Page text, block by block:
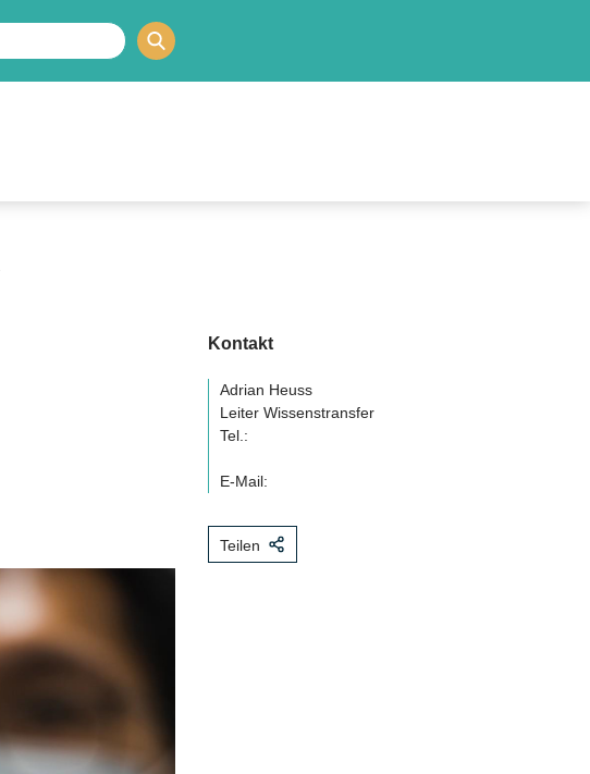
Kontakt
Adrian Heuss
Leiter Wissenstransfer
Tel.:
E-Mail:
Teilen